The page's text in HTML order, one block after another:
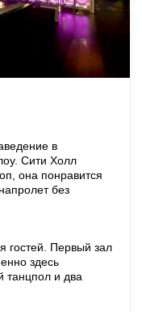
в
Сити Холл
она понравится
без
гостей. Первый зал
здесь
танцпол и два